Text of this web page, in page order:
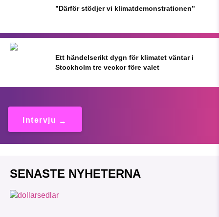
”Därför stödjer vi klimatdemonstrationen”
Ett händelserikt dygn för klimatet väntar i
Stockholm tre veckor före valet
Intervju
SENASTE NYHETERNA